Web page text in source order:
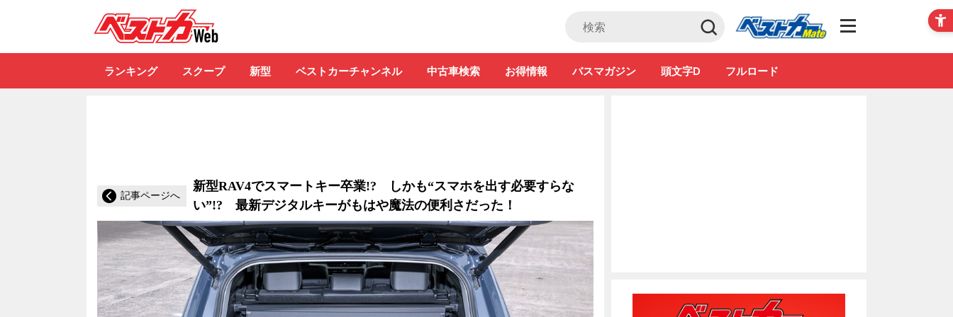
Club
ランキング スクープ 新型 ベストカーチャンネル 中古車検索 お得情報 バスマガジン 頭文字D フルロード
記事ページへ
新型RAV4でスマートキー卒業!? しかも“スマホを出す必要すらな
い”!? 最新デジタルキーがもはや魔法の便利さだった！